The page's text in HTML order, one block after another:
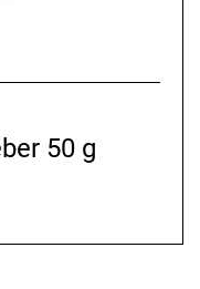
50 g